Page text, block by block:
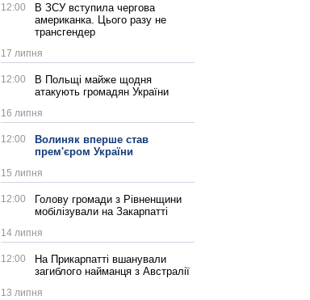
12:00
В ЗСУ вступила чергова
американка. Цього разу не
трансгендер
17 липня
12:00
В Польщі майже щодня
атакують громадян України
16 липня
12:00
Волиняк вперше став
прем'єром України
15 липня
12:00
Голову громади з Рівненщини
мобілізували на Закарпатті
14 липня
12:00
На Прикарпатті вшанували
загиблого найманця з Австралії
13 липня